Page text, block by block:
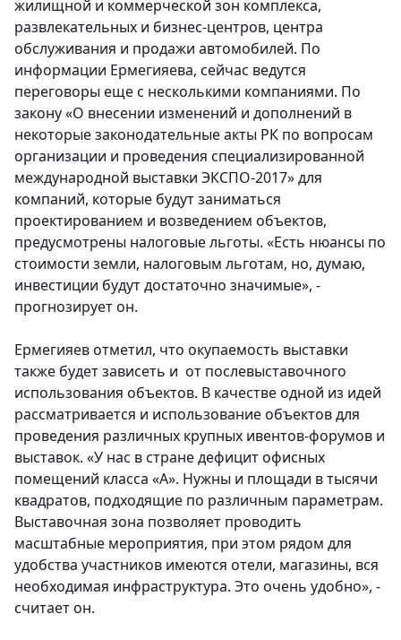
жилищной и коммерческой зон комплекса,
развлекательных и бизнес-центров, центра
обслуживания и продажи автомобилей. По
информации Ермегияева, сейчас ведутся
переговоры еще с несколькими компаниями. По
закону «О внесении изменений и дополнений в
некоторые законодательные акты РК по вопросам
организации и проведения специализированной
международной выставки ЭКСПО-2017» для
компаний, которые будут заниматься
проектированием и возведением объектов,
предусмотрены налоговые льготы. «Есть нюансы по
стоимости земли, налоговым льготам, но, думаю,
инвестиции будут достаточно значимые», -
прогнозирует он.
Ермегияев отметил, что окупаемость выставки
также будет зависеть и от послевыставочного
использования объектов. В качестве одной из идей
рассматривается и использование объектов для
проведения различных крупных ивентов-форумов и
выставок. «У нас в стране дефицит офисных
помещений класса «А». Нужны и площади в тысячи
квадратов, подходящие по различным параметрам.
Выставочная зона позволяет проводить
масштабные мероприятия, при этом рядом для
удобства участников имеются отели, магазины, вся
необходимая инфраструктура. Это очень удобно», -
считает он.